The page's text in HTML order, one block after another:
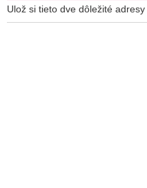
Ulož si tieto dve dôležité adresy